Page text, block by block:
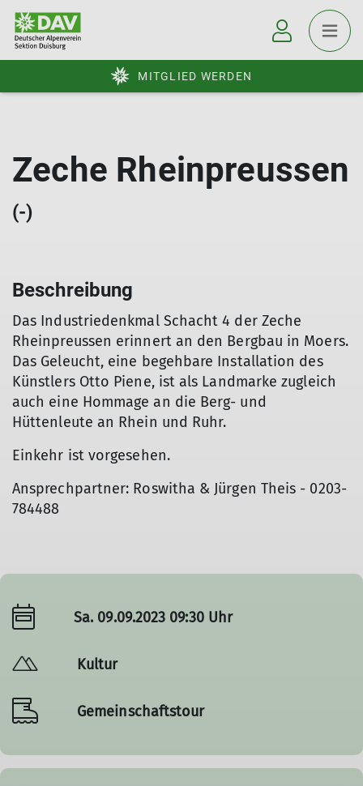
MITGLIED WERDEN
Zeche Rheinpreussen
(-)
Beschreibung
Das Industriedenkmal Schacht 4 der Zeche
Rheinpreussen erinnert an den Bergbau in Moers.
Das Geleucht, eine begehbare Installation des
Künstlers Otto Piene, ist als Landmarke zugleich
auch eine Hommage an die Berg- und
Hüttenleute an Rhein und Ruhr.
Einkehr ist vorgesehen.
Ansprechpartner: Roswitha & Jürgen Theis - 0203-
784488
Sa. 09.09.2023 09:30 Uhr
Kultur
Gemeinschaftstour